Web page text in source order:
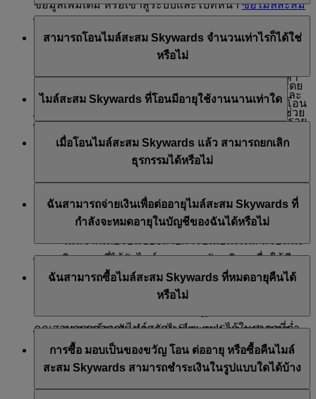
ข้อมูลเพิ่มเติม หรือเข้าสู่ระบบและไปที่หน้าซื้อไมล์สะสม
Skywards
หากคุณต้องการตรวจสอบว่าคุณต้องมีไมล์สะสมจำนวน
เรา โปรดตรวจสอบที่เครื่องคำนวณไมล์สะสมของเรา
สมาชิก Emirates Skywards อื่นได้ เพียงเข้าสู่ระบบที่
และไปที่ โอนไมล์สะสม Skywards จาก
หรือใช้แอป Emirates แล้วเข้าไปที่ส่วน Skywards ร้านค้า
ปลีกของสายการบินเอมิเรตส์ที่ร่วมรายการบางแห่ง และ
ก็สามารถช่วย
นี่คือรายละเอียดสำคัญที่ต้องจดจำ:
เวลาที่ทำการโอน
บัญชีผู้รับจะต้องมีอย่างน้อยหนึ่งกิจกรรมการสะสม
ไมล์จากเที่ยวบินของสายการบินเอมิเรตส์ หรือหนึ่ง
กิจกรรมที่ได้รับไมล์สะสมจากพันธมิตร เพื่อให้มี
สิทธิ์ในการรับโอน
ทั้งนี้ คุณสามารถโอนไมล์สะสม Skywards ได้สูงสุด
ดอลลาร์สหรัฐ สำหรับไมล์สะสม Skywards ทุก ๆ
1,000 ไมล์ แต่ละธุรกรรมต้องใช้ไมล์สะสม
Skywards อย่างน้อย 2,000 ไมล์
สามารถโอนไมล์สะสม Skywards จำนวนเท่าไรก็ได้ใช่
หรือไม่
สามารถโอนไมล์สะสม Skywards ได้ทีละ 1,000 ไมล์ โดย
เริ่มต้นที่ไมล์สะสม Skywards 2,000 ไมล์ และสามารถโอน
ไมล์สะสม Skywards ให้กับสมาชิก Emirates Skywards ราย
อื่นหรือสมาชิกอื่นๆ ได้ไม่เกิน 50,000 ไมล์ในหนึ่งปีปฏิทิน
ไมล์สะสม Skywards ที่โอนมีอายุใช้งานนานเท่าใด
นับจากวันที่โอน และจะหมดอายุเมื่อสิ้นเดือนเกิดของ
สมาชิกที่รับในปีที่สาม
เมื่อโอนไมล์สะสม Skywards แล้ว สามารถยกเลิก
ธุรกรรมได้หรือไม่
บัญชีของคุณได้อีก หลังจากที่คุณได้โอนไมล์ไปยังสมาชิก
คนอื่นแล้ว
ฉันสามารถจ่ายเงินเพื่อต่ออายุไมล์สะสม Skywards ที่
กำลังจะหมดอายุในบัญชีของฉันได้หรือไม่
3 เดือนข้างหน้าในบัญชีของคุณ คุณสามารถต่ออายุไมล์
สะสมได้อีก 12 เดือนนับตั้งแต่วันหมดอายุเดิม
คุณสามารถต่ออายุไมล์สะสม Skywards ได้ในราคาที่ต่ำ
กว่าราคาการซื้อผลิตภัณฑ์ไมล์สะสม Skywards มาตรฐาน
ของเรา
คุณสามารถต่ออายุไมล์สะสม Skywards ต่ำสุดที่ 1,000
ฉันสามารถซื้อไมล์สะสม Skywards ที่หมดอายุคืนได้
หรือไม่
ตราบใดที่มีการยื่นคำขอภายใน 6 เดือนนับตั้งแต่วันที่ไมล์
สะสมหมดอายุ ไมล์สะสม Skywards ใดๆ ที่ซื้อคืนจะใช้ได้
12 เดือนนับตั้งแต่วันที่ซื้อคืน
การซื้อ มอบเป็นของขวัญ โอน ต่ออายุ หรือซื้อคืนไมล์
สะสม Skywards สามารถชำระเงินในรูปแบบใดได้บ้าง